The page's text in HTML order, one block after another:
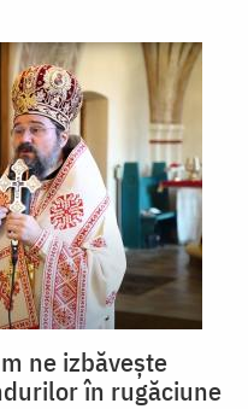
ne izbăvește
în rugăciune